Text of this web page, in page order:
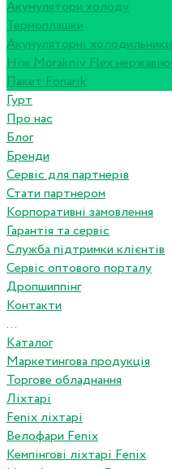
Акумулятори холоду
Термопляшки
Акумуляторні холодильники
Ніж Morakniv Flex
Пакет Fonarik
Гурт
Про нас
Блог
Бренди
Сервіс для партнерів
Стати партнером
Корпоративні замовлення
Гарантія та сервіс
Служба підтримки клієнтів
Сервіс оптового порталу
Дропшиппінг
Контакти
...
Каталог
Маркетингова продукція
Торгове обладнання
Ліхтарі
Fenix ліхтарі
Велофари Fenix
Кемпінгові ліхтарі Fenix